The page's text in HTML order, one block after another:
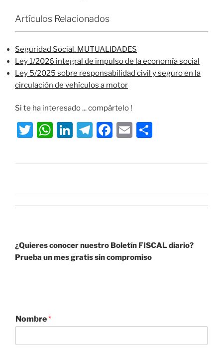
Artículos Relacionados
Seguridad Social. MUTUALIDADES
Ley 1/2026 integral de impulso de la economía social
Ley 5/2025 sobre responsabilidad civil y seguro en la
circulación de vehículos a motor
Si te ha interesado ... compártelo !
T
W
p
Li
n
T
m
F
o
k
E
¿Quieres conocer nuestro Boletín FISCAL diario?
Prueba un mes gratis sin compromiso
Nombre*